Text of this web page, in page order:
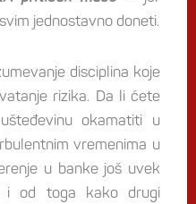
jednostavno doneti.
disciplina koje
rizika. Da li ćete
okamatiti u
vremenima u
u banke još uvek
i od toga kako drugi